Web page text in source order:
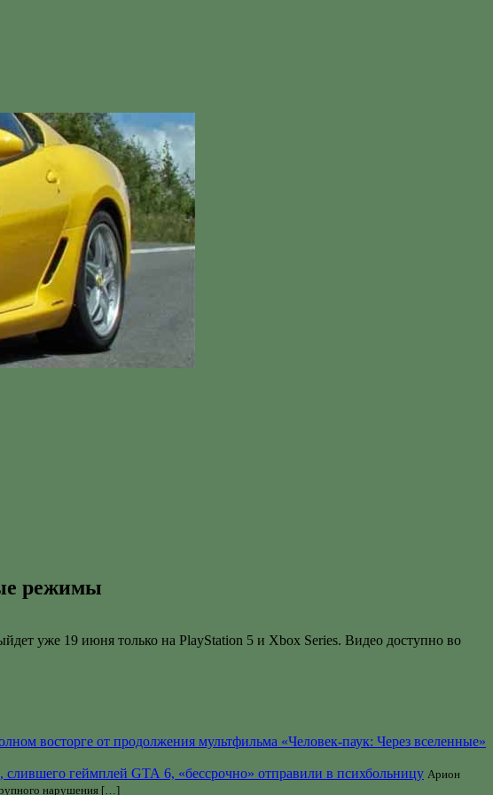
режимы
уже 19 июня только на PlayStation 5 и Xbox Series. Видео доступно во
восторге от продолжения мультфильма «Человек-паук: Через вселенные»
слившего геймплей GTA 6, «бессрочно» отправили в психбольницу Арион
нарушения […]